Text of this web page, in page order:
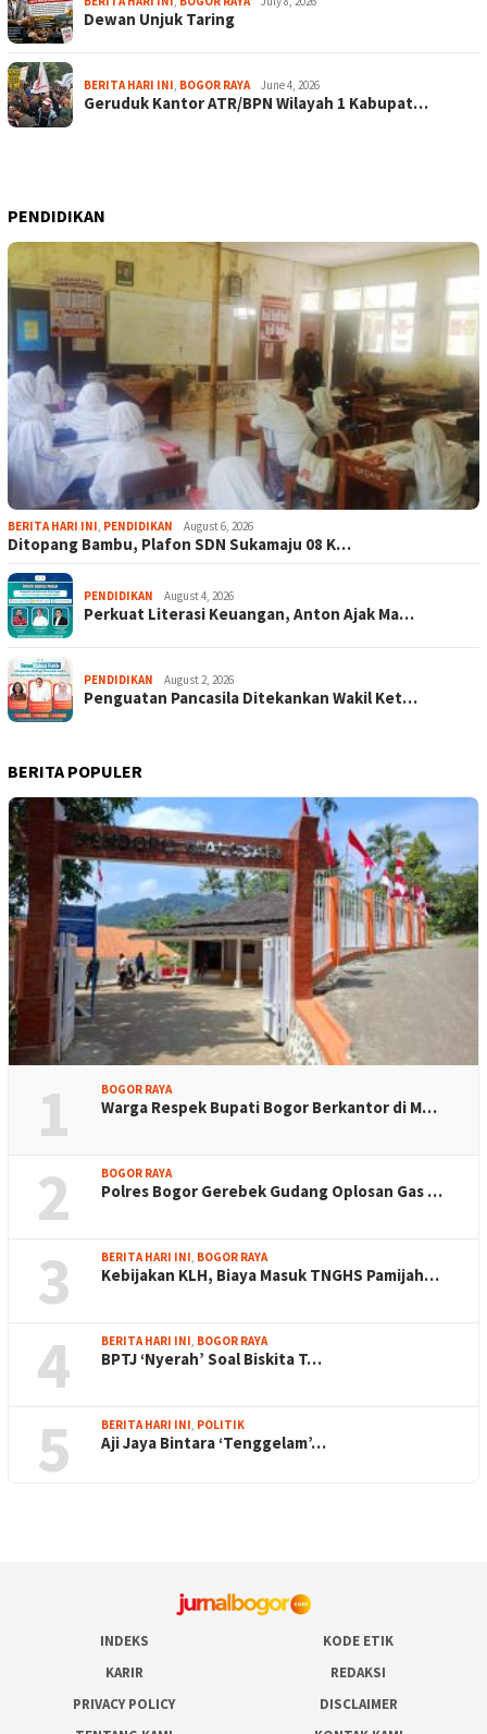
Dewan Unjuk Taring
BERITA HARI INI, BOGOR RAYA June 4, 2026
Geruduk Kantor ATR/BPN Wilayah 1 Kabupat…
PENDIDIKAN
BERITA HARI INI, PENDIDIKAN August 6, 2026
Ditopang Bambu, Plafon SDN Sukamaju 08 K…
PENDIDIKAN August 4, 2026
Perkuat Literasi Keuangan, Anton Ajak Ma…
PENDIDIKAN August 2, 2026
Penguatan Pancasila Ditekankan Wakil Ket…
BERITA POPULER
1 BOGOR RAYA
Warga Respek Bupati Bogor Berkantor di M…
2 BOGOR RAYA
Polres Bogor Gerebek Gudang Oplosan Gas …
3 BERITA HARI INI, BOGOR RAYA
Kebijakan KLH, Biaya Masuk TNGHS Pamijah…
4 BERITA HARI INI, BOGOR RAYA
BPTJ ‘Nyerah’ Soal Biskita T…
5 BERITA HARI INI, POLITIK
Aji Jaya Bintara ‘Tenggelam’…
INDEKS
KODE ETIK
KARIR
REDAKSI
PRIVACY POLICY
DISCLAIMER